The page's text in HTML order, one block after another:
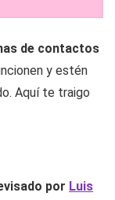
de contactos
y estén
Aquí te traigo
por Luis